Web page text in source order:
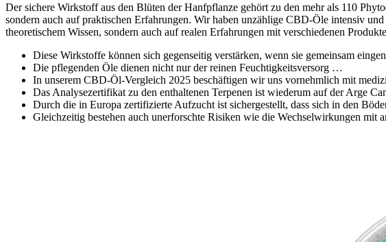
Der sichere Wirkstoff aus den Blüten der Hanfpflanze gehört zu den mehr als 110
sondern auch auf praktischen Erfahrungen. Wir haben unzählige CBD-Öle intensiv
theoretischem Wissen, sondern auch auf realen Erfahrungen mit verschiedenen
Diese Wirkstoffe können sich gegenseitig verstärken, wenn sie gemeinsam
Die pflegenden Öle dienen nicht nur der reinen Feuchtigkeitsversorg …
In unserem CBD-Öl-Vergleich 2025 beschäftigen wir uns vornehmlich mit
Das Analysezertifikat zu den enthaltenen Terpenen ist wiederum auf der Arge
Durch die in Europa zertifizierte Aufzucht ist sichergestellt, dass sich in den
Gleichzeitig bestehen auch unerforschte Risiken wie die Wechselwirkungen mit